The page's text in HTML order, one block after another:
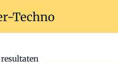
Techno
resultaten